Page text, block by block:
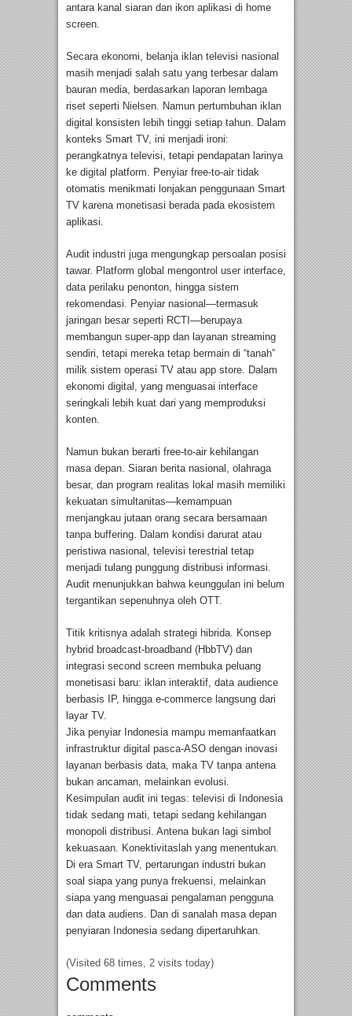
antara kanal siaran dan ikon aplikasi di home
screen.
Secara ekonomi, belanja iklan televisi nasional
masih menjadi salah satu yang terbesar dalam
bauran media, berdasarkan laporan lembaga
riset seperti Nielsen. Namun pertumbuhan iklan
digital konsisten lebih tinggi setiap tahun. Dalam
konteks Smart TV, ini menjadi ironi:
perangkatnya televisi, tetapi pendapatan larinya
ke digital platform. Penyiar free-to-air tidak
otomatis menikmati lonjakan penggunaan Smart
TV karena monetisasi berada pada ekosistem
aplikasi.
Audit industri juga mengungkap persoalan posisi
tawar. Platform global mengontrol user interface,
data perilaku penonton, hingga sistem
rekomendasi. Penyiar nasional—termasuk
jaringan besar seperti RCTI—berupaya
membangun super-app dan layanan streaming
sendiri, tetapi mereka tetap bermain di “tanah”
milik sistem operasi TV atau app store. Dalam
ekonomi digital, yang menguasai interface
seringkali lebih kuat dari yang memproduksi
konten.
Namun bukan berarti free-to-air kehilangan
masa depan. Siaran berita nasional, olahraga
besar, dan program realitas lokal masih memiliki
kekuatan simultanitas—kemampuan
menjangkau jutaan orang secara bersamaan
tanpa buffering. Dalam kondisi darurat atau
peristiwa nasional, televisi terestrial tetap
menjadi tulang punggung distribusi informasi.
Audit menunjukkan bahwa keunggulan ini belum
tergantikan sepenuhnya oleh OTT.
Titik kritisnya adalah strategi hibrida. Konsep
hybrid broadcast-broadband (HbbTV) dan
integrasi second screen membuka peluang
monetisasi baru: iklan interaktif, data audience
berbasis IP, hingga e-commerce langsung dari
layar TV.
Jika penyiar Indonesia mampu memanfaatkan
infrastruktur digital pasca-ASO dengan inovasi
layanan berbasis data, maka TV tanpa antena
bukan ancaman, melainkan evolusi.
Kesimpulan audit ini tegas: televisi di Indonesia
tidak sedang mati, tetapi sedang kehilangan
monopoli distribusi. Antena bukan lagi simbol
kekuasaan. Konektivitaslah yang menentukan.
Di era Smart TV, pertarungan industri bukan
soal siapa yang punya frekuensi, melainkan
siapa yang menguasai pengalaman pengguna
dan data audiens. Dan di sanalah masa depan
penyiaran Indonesia sedang dipertaruhkan.
(Visited 68 times, 2 visits today)
Comments